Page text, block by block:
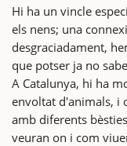
Hi ha un vincle
els nens; una
desgraciadament,
que potser ja no
A Catalunya, hi ha
envoltat d'animals, i
amb diferents
veuran on i com